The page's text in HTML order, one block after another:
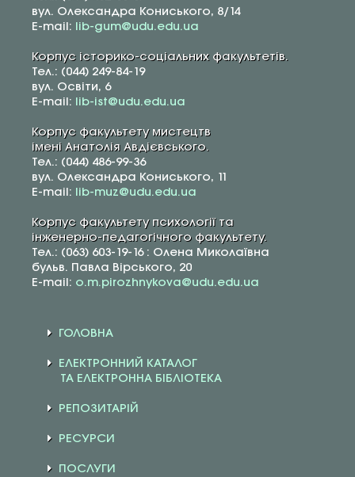
вул. Олександра Кониського, 8/14
E-mail:
lib-gum@udu.edu.ua
Корпус історико-соціальних факультетів.
Тел.: (044) 249-84-19
вул. Освіти, 6
E-mail:
lib-ist@udu.edu.ua
Корпус факультету мистецтв
імені Анатолія Авдієвського.
Тел.: (044) 486-99-36
вул. Олександра Кониського, 11
E-mail:
lib-muz@udu.edu.ua
Корпус факультету психології та
інженерно-педагогічного факультету.
Тел.: (063) 603-19-16 : Олена Миколаївна
бульв. Павла Вірського, 20
E-mail: o.m.pirozhnykova@udu.edu.ua
ГОЛОВНА
ЕЛЕКТРОННИЙ КАТАЛОГ
ТА ЕЛЕКТРОННА БІБЛІОТЕКА
РЕПОЗИТАРІЙ
РЕСУРСИ
ПОСЛУГИ